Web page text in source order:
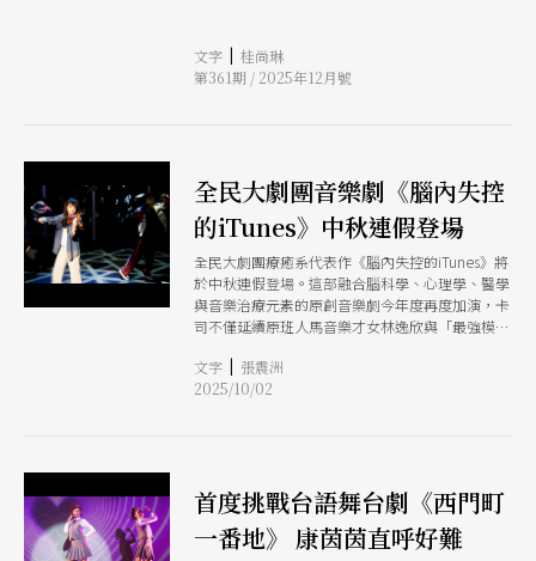
文字 | 桂尚琳
第361期 / 2025年12月號
全民大劇團音樂劇《腦內失控
的iTunes》中秋連假登場
全民大劇團療癒系代表作《腦內失控的iTunes》將
於中秋連假登場。這部融合腦科學、心理學、醫學
與音樂治療元素的原創音樂劇今年度再度加演，卡
司不僅延續原班人馬音樂才女林逸欣與「最強模
美女聲Angie安吉加入，為舞台注入全新能量。
文字 | 張震洲
2025/10/02
首度挑戰台語舞台劇《西門町
一番地》 康茵茵直呼好難